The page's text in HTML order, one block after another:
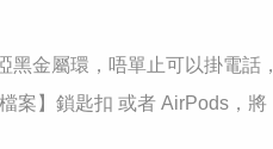
黑金屬環，唔單止可以掛電話，
案】鎖匙扣 或者 AirPods，將